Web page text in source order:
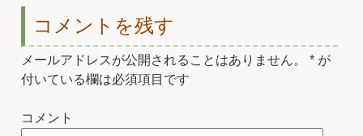
コメントを残す
メールアドレスが公開されることはありません。 * が
付いている欄は必須項目です
コメント